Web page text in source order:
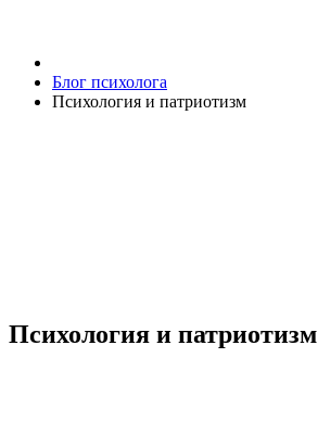
Блог психолога
Психология и патриотизм
Психология и патриотизм